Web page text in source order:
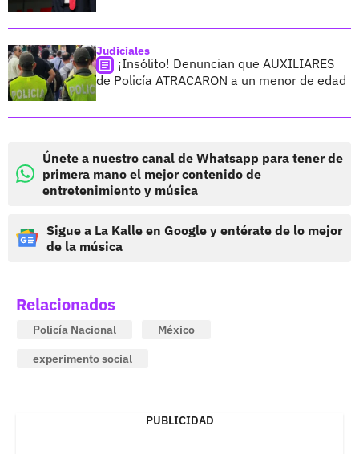
Judiciales
¡Insólito! Denuncian que AUXILIARES
de Policía ATRACARON a un menor de edad
Únete a nuestro canal de Whatsapp para tener de
primera mano el mejor contenido de
entretenimiento y música
Sigue a La Kalle en Google y entérate de lo mejor
de la música
Relacionados
Policía Nacional
México
experimento social
PUBLICIDAD